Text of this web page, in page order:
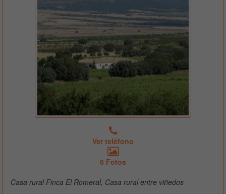
Ver teléfono
6 Fotos
Casa rural Finca El Romeral, Casa rural entre viñedos